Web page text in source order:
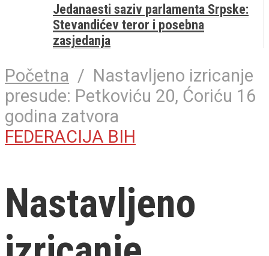
Jedanaesti saziv parlamenta Srpske:
Stevandićev teror i posebna
zasjedanja
Početna / Nastavljeno izricanje
presude: Petkoviću 20, Ćoriću 16
godina zatvora
FEDERACIJA BIH
Nastavljeno